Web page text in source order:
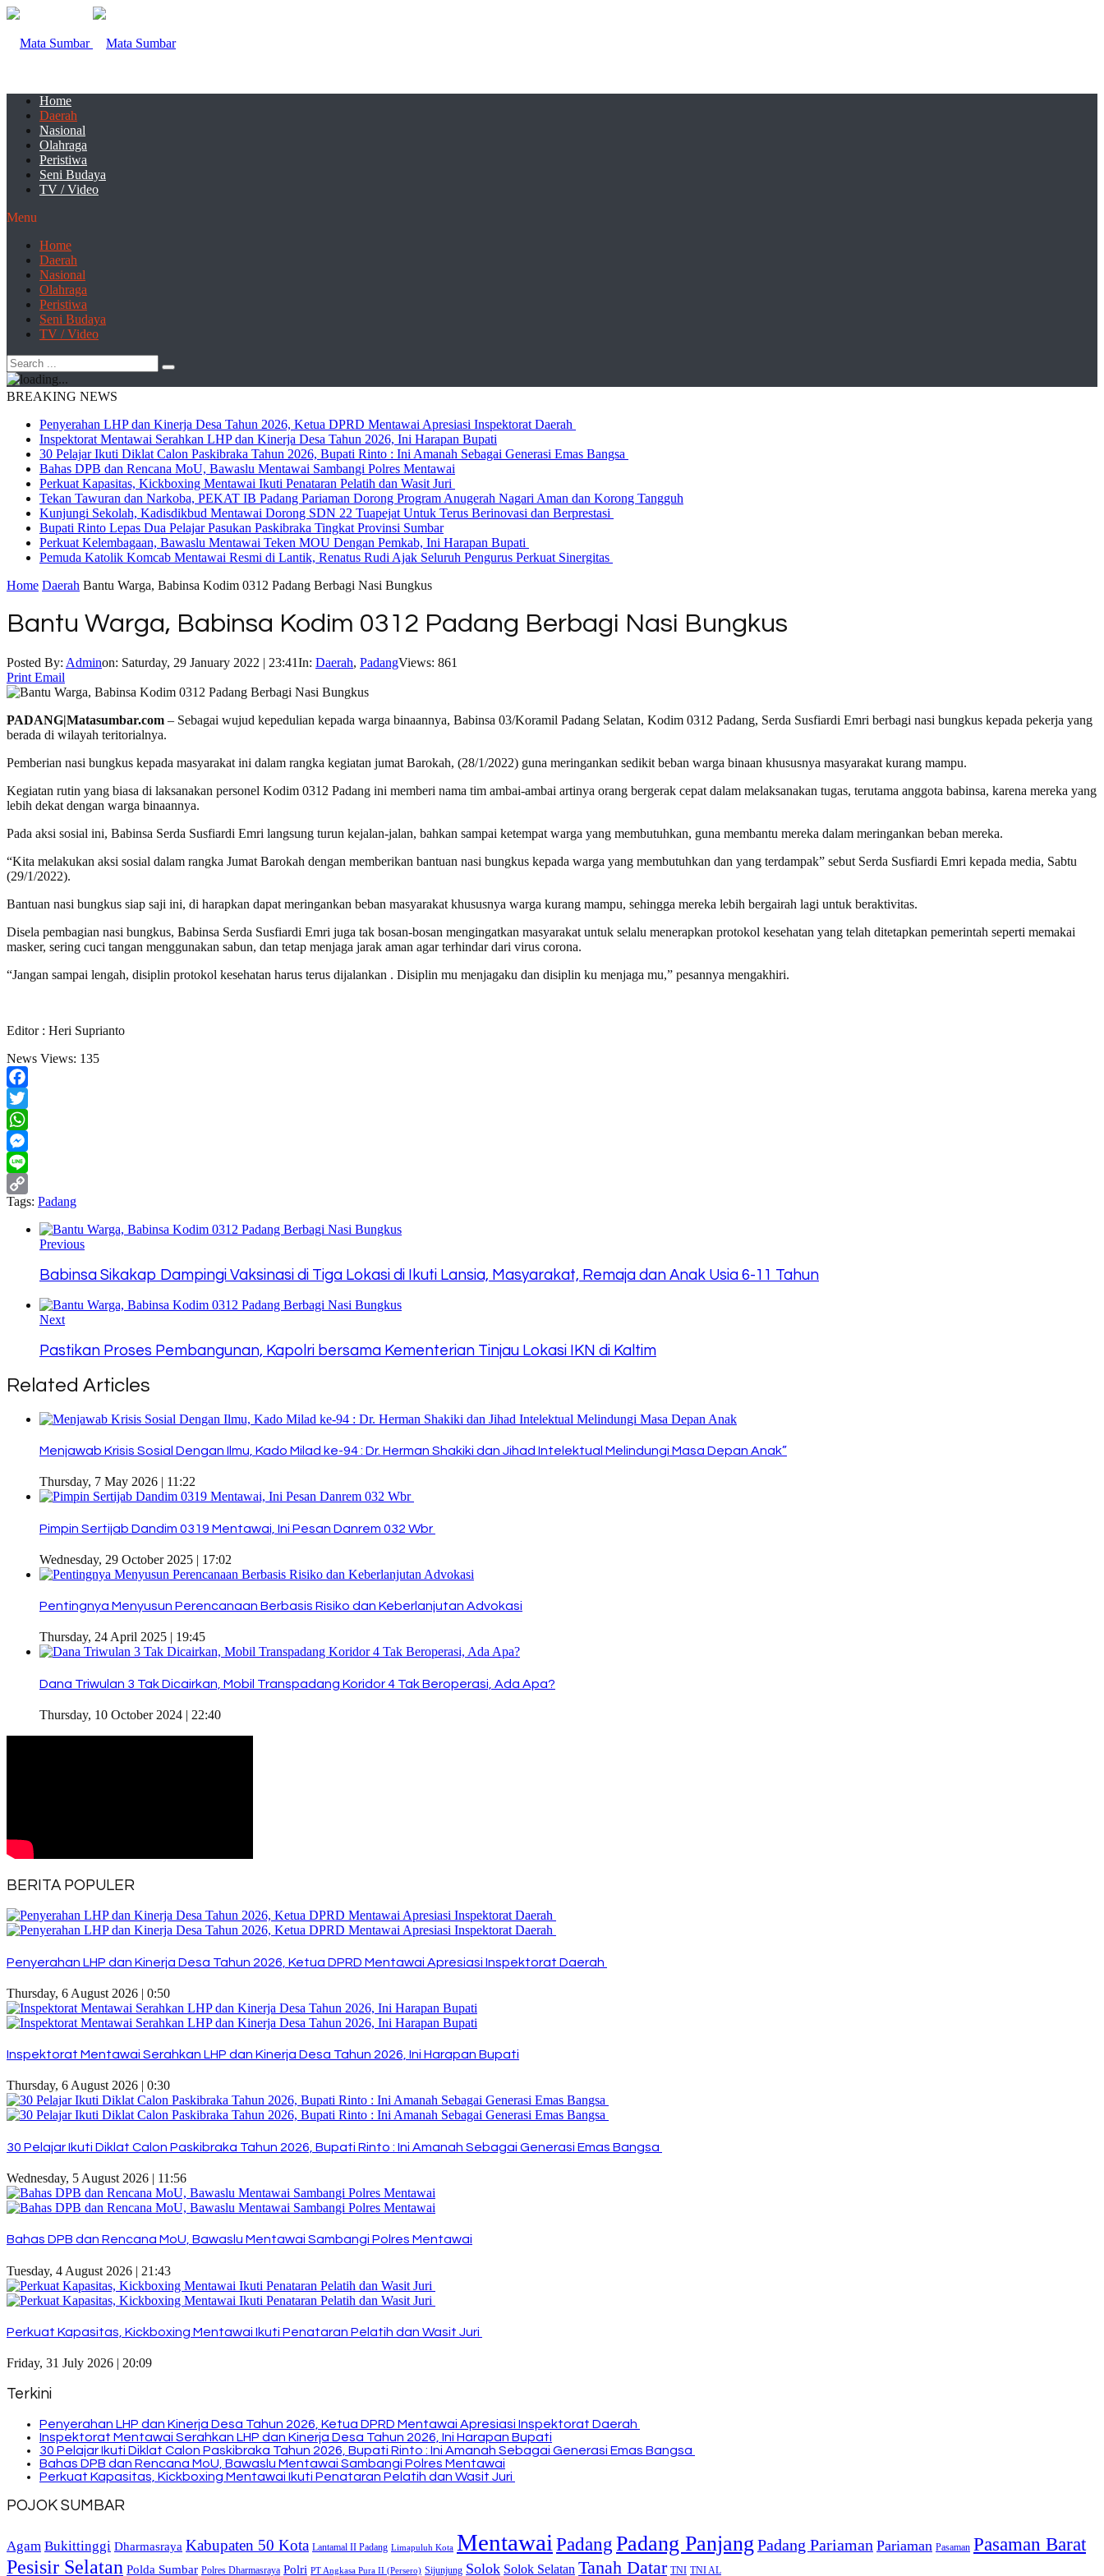
Home
Daerah
Nasional
Olahraga
Peristiwa
Seni Budaya
TV / Video
Menu
Home
Daerah
Nasional
Olahraga
Peristiwa
Seni Budaya
TV / Video
BREAKING NEWS
Penyerahan LHP dan Kinerja Desa Tahun 2026, Ketua DPRD Mentawai Apresiasi Inspektorat Daerah
Inspektorat Mentawai Serahkan LHP dan Kinerja Desa Tahun 2026, Ini Harapan Bupati
30 Pelajar Ikuti Diklat Calon Paskibraka Tahun 2026, Bupati Rinto : Ini Amanah Sebagai Generasi Emas Bangsa
Bahas DPB dan Rencana MoU, Bawaslu Mentawai Sambangi Polres Mentawai
Perkuat Kapasitas, Kickboxing Mentawai Ikuti Penataran Pelatih dan Wasit Juri
Tekan Tawuran dan Narkoba, PEKAT IB Padang Pariaman Dorong Program Anugerah Nagari Aman dan Korong Tangguh
Kunjungi Sekolah, Kadisdikbud Mentawai Dorong SDN 22 Tuapejat Untuk Terus Berinovasi dan Berprestasi
Bupati Rinto Lepas Dua Pelajar Pasukan Paskibraka Tingkat Provinsi Sumbar
Perkuat Kelembagaan, Bawaslu Mentawai Teken MOU Dengan Pemkab, Ini Harapan Bupati
Pemuda Katolik Komcab Mentawai Resmi di Lantik, Renatus Rudi Ajak Seluruh Pengurus Perkuat Sinergitas
Home Daerah Bantu Warga, Babinsa Kodim 0312 Padang Berbagi Nasi Bungkus
Bantu Warga, Babinsa Kodim 0312 Padang Berbagi Nasi Bungkus
Posted By: Adminon: Saturday, 29 January 2022 | 23:41In: Daerah, PadangViews: 861
Print Email
PADANG|Matasumbar.com – Sebagai wujud kepedulian kepada warga binaannya, Babinsa 03/Koramil Padang Selatan, Kodim 0312 Padang, Serda Susfiardi Emri berbagi nasi bungkus kepada pekerja yang
berada di wilayah teritorialnya.
Pemberian nasi bungkus kepada masyarakat ini dalam rangka kegiatan jumat Barokah, (28/1/2022) guna meringankan sedikit beban warga binaan khususnya masyarakat kurang mampu.
Kegiatan rutin yang biasa di laksanakan personel Kodim 0312 Padang ini memberi nama tim ambai-ambai artinya orang bergerak cepat dalam melaksanakan tugas, terutama anggota babinsa, karena mereka yang
lebih dekat dengan warga binaannya.
Pada aksi sosial ini, Babinsa Serda Susfiardi Emri langsung turun kejalan-jalan, bahkan sampai ketempat warga yang membutuhkan, guna membantu mereka dalam meringankan beban mereka.
“Kita melakukan aksi sosial dalam rangka Jumat Barokah dengan memberikan bantuan nasi bungkus kepada warga yang membutuhkan dan yang terdampak” sebut Serda Susfiardi Emri kepada media, Sabtu
(29/1/2022).
Bantuan nasi bungkus siap saji ini, di harapkan dapat meringankan beban masyarakat khususnya warga kurang mampu, sehingga mereka lebih bergairah lagi untuk beraktivitas.
Disela pembagian nasi bungkus, Babinsa Serda Susfiardi Emri juga tak bosan-bosan mengingatkan masyarakat untuk selalu menerapkan protokol kesehatan yang telah ditetapkan pemerintah seperti memakai
masker, sering cuci tangan menggunakan sabun, dan tetap menjaga jarak aman agar terhindar dari virus corona.
“Jangan sampai lengah, disiplin protokol kesehatan harus terus dijalankan . Disiplin mu menjagaku dan disiplin ku menjaga mu,” pesannya mengakhiri.
Editor : Heri Suprianto
News Views: 135
Facebook
Twitter
WhatsApp
Messenger
Line
Copy
Link
Tags: Padang
Previous
Babinsa Sikakap Dampingi Vaksinasi di Tiga Lokasi di Ikuti Lansia, Masyarakat, Remaja dan Anak Usia 6-11 Tahun
Next
Pastikan Proses Pembangunan, Kapolri bersama Kementerian Tinjau Lokasi IKN di Kaltim
Related Articles
Menjawab Krisis Sosial Dengan Ilmu, Kado Milad ke-94 : Dr. Herman Shakiki dan Jihad Intelektual Melindungi Masa Depan Anak”
Thursday, 7 May 2026 | 11:22
Pimpin Sertijab Dandim 0319 Mentawai, Ini Pesan Danrem 032 Wbr
Wednesday, 29 October 2025 | 17:02
Pentingnya Menyusun Perencanaan Berbasis Risiko dan Keberlanjutan Advokasi
Thursday, 24 April 2025 | 19:45
Dana Triwulan 3 Tak Dicairkan, Mobil Transpadang Koridor 4 Tak Beroperasi, Ada Apa?
Thursday, 10 October 2024 | 22:40
BERITA POPULER
Penyerahan LHP dan Kinerja Desa Tahun 2026, Ketua DPRD Mentawai Apresiasi Inspektorat Daerah
Thursday, 6 August 2026 | 0:50
Inspektorat Mentawai Serahkan LHP dan Kinerja Desa Tahun 2026, Ini Harapan Bupati
Thursday, 6 August 2026 | 0:30
30 Pelajar Ikuti Diklat Calon Paskibraka Tahun 2026, Bupati Rinto : Ini Amanah Sebagai Generasi Emas Bangsa
Wednesday, 5 August 2026 | 11:56
Bahas DPB dan Rencana MoU, Bawaslu Mentawai Sambangi Polres Mentawai
Tuesday, 4 August 2026 | 21:43
Perkuat Kapasitas, Kickboxing Mentawai Ikuti Penataran Pelatih dan Wasit Juri
Friday, 31 July 2026 | 20:09
Terkini
Penyerahan LHP dan Kinerja Desa Tahun 2026, Ketua DPRD Mentawai Apresiasi Inspektorat Daerah
Inspektorat Mentawai Serahkan LHP dan Kinerja Desa Tahun 2026, Ini Harapan Bupati
30 Pelajar Ikuti Diklat Calon Paskibraka Tahun 2026, Bupati Rinto : Ini Amanah Sebagai Generasi Emas Bangsa
Bahas DPB dan Rencana MoU, Bawaslu Mentawai Sambangi Polres Mentawai
Perkuat Kapasitas, Kickboxing Mentawai Ikuti Penataran Pelatih dan Wasit Juri
POJOK SUMBAR
Agam Bukittinggi Dharmasraya Kabupaten 50 Kota Lantamal II Padang Limapuluh Kota Mentawai PadangPadang Panjang Padang Pariaman Pariaman Pasaman Pasaman Barat
Pesisir Selatan Polda Sumbar Polres Dharmasraya Polri PT Angkasa Pura II (Persero) Sijunjung Solok Solok Selatan Tanah Datar TNI TNI AL